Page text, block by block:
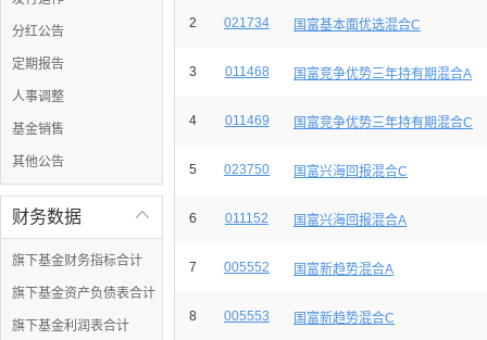
分红公告
定期报告
人事调整
基金销售
其他公告

财务数据
旗下基金财务指标合计
旗下基金资产负债表合计
旗下基金利润表合计
2 021734 国富基本面优选混合C
3 011468 国富竞争优势三年持有期混合A
4 011469 国富竞争优势三年持有期混合C
5 023750 国富兴海回报混合C
6 011152 国富兴海回报混合A
7 005552 国富新趋势混合A
8 005553 国富新趋势混合C